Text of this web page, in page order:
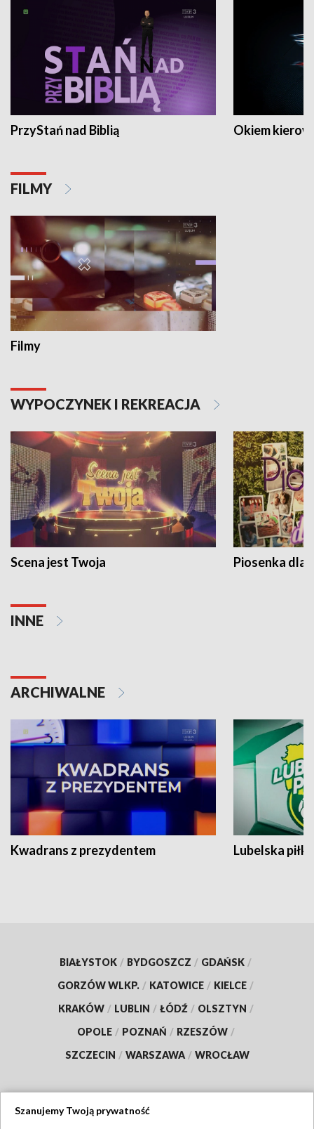
PrzyStań nad Biblią Okiem
FILMY
Filmy
WYPOCZYNEK I REKREACJA
Scena jest Twoja Piosenka dla
INNE
ARCHIWALNE
Kwadrans z prezydentem Lubelska piłka
BIAŁYSTOK / BYDGOSZCZ / GDAŃSK /
GORZÓW WLKP. / KATOWICE / KIELCE /
KRAKÓW / LUBLIN / ŁÓDŹ / OLSZTYN /
OPOLE / POZNAŃ / RZESZÓW /
SZCZECIN / WARSZAWA / WROCŁAW
Szanujemy Twoją prywatność